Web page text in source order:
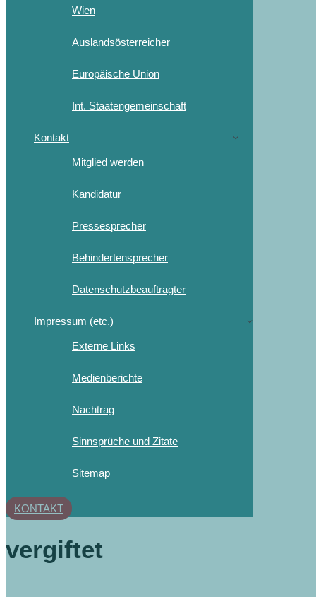
Wien
Auslandsösterreicher
Europäische Union
Int. Staatengemeinschaft
Kontakt
Mitglied werden
Kandidatur
Pressesprecher
Behindertensprecher
Datenschutzbeauftragter
Impressum (etc.)
Externe Links
Medienberichte
Nachtrag
Sinnsprüche und Zitate
Sitemap
KONTAKT
vergiftet